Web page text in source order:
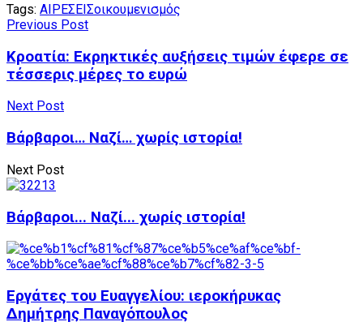
Tags: ΑΙΡΕΣΕΙΣοικουμενισμός
Previous Post
Κροατία: Εκρηκτικές αυξήσεις τιμών έφερε σε
τέσσερις μέρες το ευρώ
Next Post
Βάρβαροι… Ναζί… χωρίς ιστορία!
Next Post
Βάρβαροι... Ναζί... χωρίς ιστορία!
Εργάτες του Ευαγγελίου: ιεροκήρυκας
Δημήτρης Παναγόπουλος